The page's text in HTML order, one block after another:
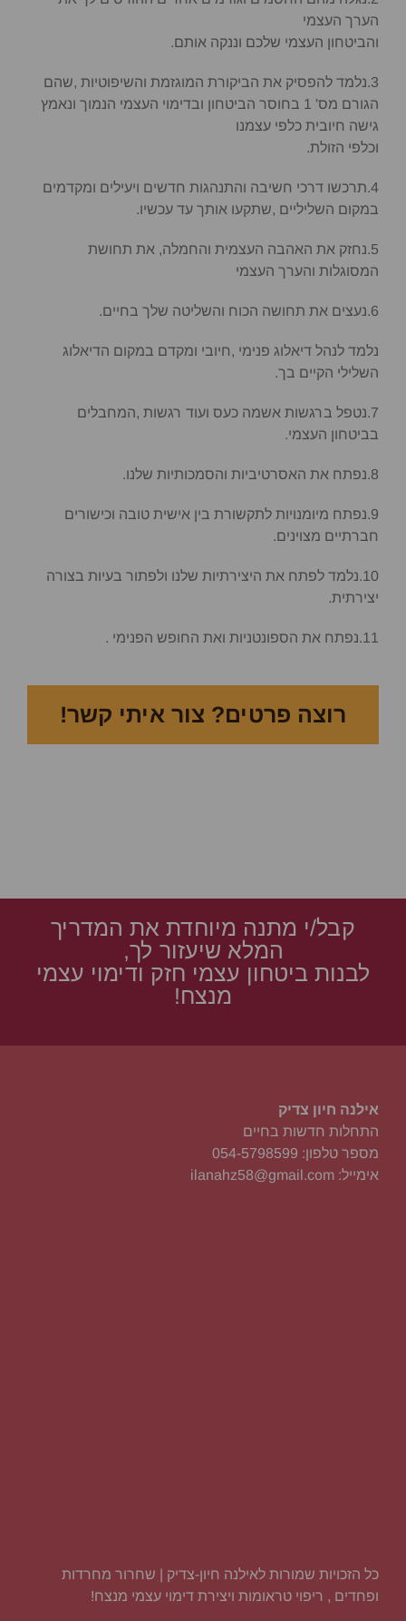
הערך העצמי
והביטחון העצמי שלכם וננקה אותם.
3.נלמד להפסיק את הביקורת המוגזמת והשיפוטיות ,שהם
הגורם מס' 1 בחוסר הביטחון ובדימוי העצמי הנמוך ונאמץ
גישה חיובית כלפי עצמנו
וכלפי הזולת.
4.תרכשו דרכי חשיבה והתנהגות חדשים ויעילים ומקדמים
במקום השליליים ,שתקעו אותך עד עכשיו.
5.נחזק את האהבה העצמית והחמלה, את תחושת
המסוגלות והערך העצמי
6.נעצים את תחושה הכוח והשליטה שלך בחיים.
נלמד לנהל דיאלוג פנימי ,חיובי ומקדם במקום הדיאלוג
השלילי הקיים בך.
7.נטפל ברגשות אשמה כעס ועוד רגשות ,המחבלים
בביטחון העצמי.
8.נפתח את האסרטיביות והסמכותיות שלנו.
9.נפתח מיומנויות לתקשורת בין אישית טובה וכישורים
חברתיים מצוינים.
10.נלמד לפתח את היצירתיות שלנו ולפתור בעיות בצורה
יצירתית.
11.נפתח את הספונטניות ואת החופש הפנימי .
רוצה פרטים? צור איתי קשר!
קבל/י מתנה מיוחדת את המדריך
המלא שיעזור לך,
לבנות ביטחון עצמי חזק ודימוי עצמי
מנצח!
אילנה חיון צדיק
התחלות חדשות בחיים
מספר טלפון: 054-5798599
אימייל: ilanahz58@gmail.com
כל הזכויות שמורות לאילנה חיון-צדיק | שחרור מחרדות
ופחדים , ריפוי טראומות ויצירת דימוי עצמי מנצח!